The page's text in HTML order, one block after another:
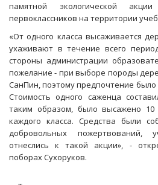
памятной экологической
первоклассников на территории
«От одного класса высаживается
ухаживают в течение всего
стороны администрации
пожелание - при выборе породы
СанПин, поэтому предпочтение
Стоимость одного саженца
таким образом, было высажено
каждого класса. Средства были
добровольных пожертвований,
отнеслись к такой акции», -
поборах Сухоруков.